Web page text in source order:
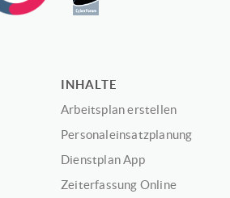
INHALTE
Arbeitsplan erstellen
Personaleinsatzplanung
Dienstplan App
Zeiterfassung Online